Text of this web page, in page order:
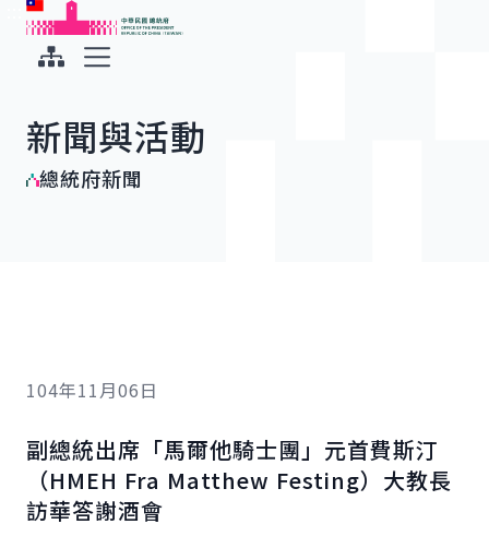
跳到主要內容
中華民國總統府
新聞與活動
總統府新聞
104年11月06日
副總統出席「馬爾他騎士團」元首費斯汀
（HMEH Fra Matthew Festing）大教長
訪華答謝酒會